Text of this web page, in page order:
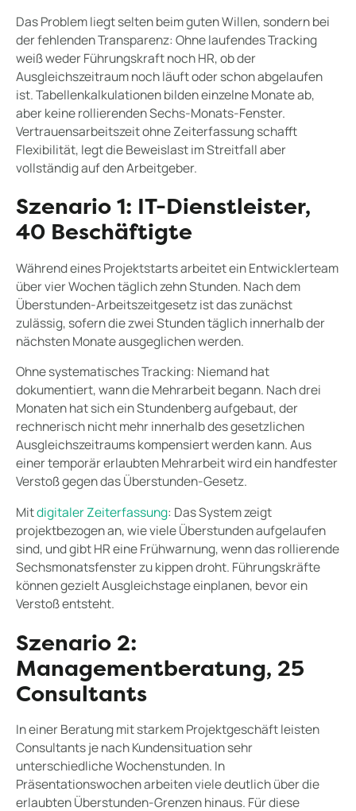
Das Problem liegt selten beim guten Willen, sondern bei
der fehlenden Transparenz: Ohne laufendes Tracking
weiß weder Führungskraft noch HR, ob der
Ausgleichszeitraum noch läuft oder schon abgelaufen
ist. Tabellenkalkulationen bilden einzelne Monate ab,
aber keine rollierenden Sechs-Monats-Fenster.
Vertrauensarbeitszeit ohne Zeiterfassung schafft
Flexibilität, legt die Beweislast im Streitfall aber
vollständig auf den Arbeitgeber.
Szenario 1: IT-Dienstleister,
40 Beschäftigte
Während eines Projektstarts arbeitet ein Entwicklerteam
über vier Wochen täglich zehn Stunden. Nach dem
Überstunden-Arbeitszeitgesetz ist das zunächst
zulässig, sofern die zwei Stunden täglich innerhalb der
nächsten Monate ausgeglichen werden.
Ohne systematisches Tracking: Niemand hat
dokumentiert, wann die Mehrarbeit begann. Nach drei
Monaten hat sich ein Stundenberg aufgebaut, der
rechnerisch nicht mehr innerhalb des gesetzlichen
Ausgleichszeitraums kompensiert werden kann. Aus
einer temporär erlaubten Mehrarbeit wird ein handfester
Verstoß gegen das Überstunden-Gesetz.
Mitdigitaler Zeiterfassung: Das System zeigt
projektbezogen an, wie viele Überstunden aufgelaufen
sind, und gibt HR eine Frühwarnung, wenn das rollierende
Sechsmonatsfenster zu kippen droht. Führungskräfte
können gezielt Ausgleichstage einplanen, bevor ein
Verstoß entsteht.
Szenario 2:
Managementberatung, 25
Consultants
In einer Beratung mit starkem Projektgeschäft leisten
Consultants je nach Kundensituation sehr
unterschiedliche Wochenstunden. In
Präsentationswochen arbeiten viele deutlich über die
erlaubten Überstunden-Grenzen hinaus. Für diese